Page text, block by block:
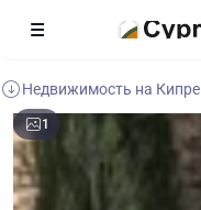
Недвижимость на Кипре
1